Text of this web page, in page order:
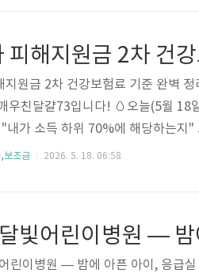
지원금 2차 건강보험료 기준 완벽
우친달걀73입니다! 🥚오늘(5월 18
내가 소득 하위 70%에 해당하는지
예요. 2026년 3월에 납부한 건강보
보조금 2026. 5. 18. 06:58
린이병원 — 밤에 아픈 아이, 응급